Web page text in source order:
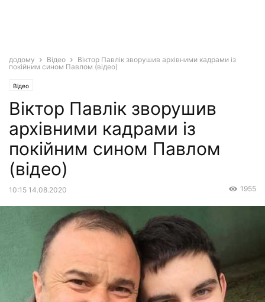
додому Відео
Віктор Павлік зворушив архівними кадрами із
покійним сином Павлом (відео)
Відео
Віктор Павлік зворушив
архівними кадрами із
покійним сином Павлом
(відео)
10:15 14.08.2020 1955